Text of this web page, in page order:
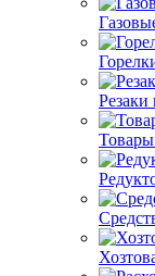
Резаки
Товары